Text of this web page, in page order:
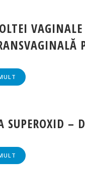
SUPEROXID –